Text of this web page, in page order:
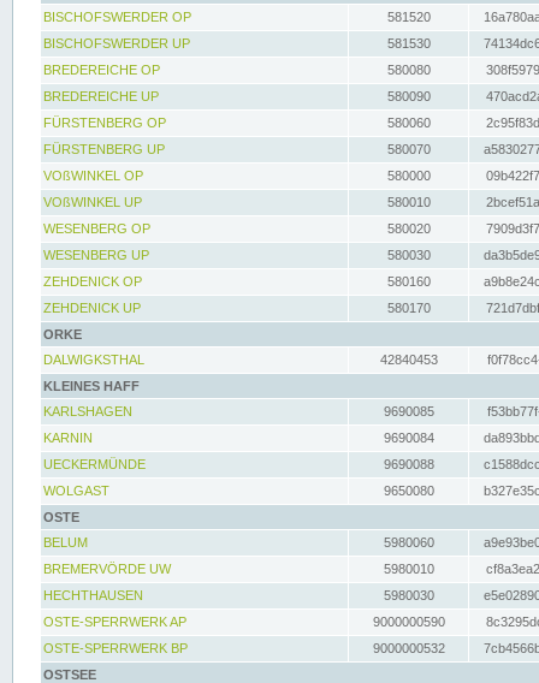
BISCHOFSWERDER OP
581520
BISCHOFSWERDER UP
581530
BREDEREICHE OP
580080
BREDEREICHE UP
580090
FÜRSTENBERG OP
580060
FÜRSTENBERG UP
580070
VOßWINKEL OP
580000
VOßWINKEL UP
580010
WESENBERG OP
580020
WESENBERG UP
580030
ZEHDENICK OP
580160
ZEHDENICK UP
580170
ORKE
DALWIGKSTHAL
42840453
KLEINES HAFF
KARLSHAGEN
9690085
KARNIN
9690084
UECKERMÜNDE
9690088
WOLGAST
9650080
OSTE
BELUM
5980060
BREMERVÖRDE UW
5980010
HECHTHAUSEN
5980030
OSTE-SPERRWERK AP
9000000590
OSTE-SPERRWERK BP
9000000532
OSTSEE